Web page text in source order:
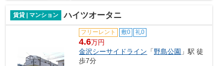
賃貸 | マンション ハイツオータニ
フリーレント 敷0 礼0
4.6万円
金沢シーサイドライン 「野島公園 」駅 徒
歩7分